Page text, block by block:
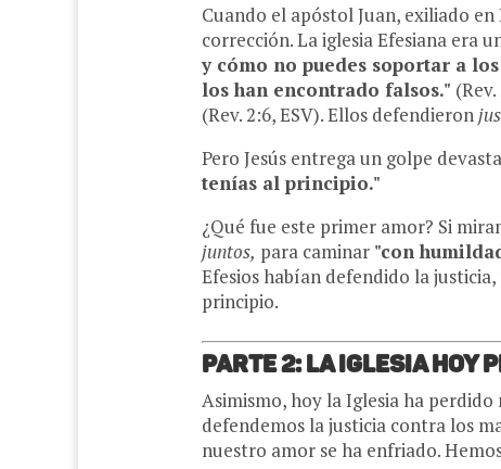
Cuando el apóstol Juan, exiliado
corrección. La iglesia Efesiana era
y cómo no puedes soportar a
los han encontrado falsos."
(Rev. 2:6, ESV). Ellos defendieron
Pero Jesús entrega un golpe
tenías al principio."
¿Qué fue este primer amor? Si
juntos, para caminar "con
Efesios habían defendido la
principio.
Parte 2: La Iglesia Hoy
Asimismo, hoy la Iglesia ha
defendemos la justicia contra los
nuestro amor se ha enfriado.